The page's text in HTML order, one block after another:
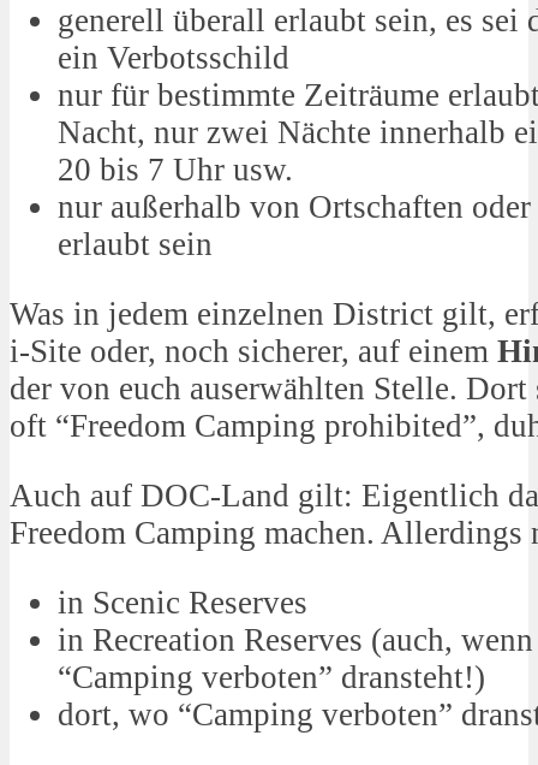
generell überall erlaubt sein, es sei
ein Verbotsschild
nur für bestimmte Zeiträume
Nacht, nur zwei Nächte innerhalb
20 bis 7 Uhr usw.
nur außerhalb von Ortschaften
erlaubt sein
Was in jedem einzelnen District gilt,
i-Site oder, noch sicherer, auf einem
der von euch auserwählten Stelle. Dort
oft “Freedom Camping prohibited”,
Auch auf DOC-Land gilt: Eigentlich
Freedom Camping machen. Allerdings
in Scenic Reserves
in Recreation Reserves (auch,
“Camping verboten” dransteht!)
dort, wo “Camping verboten”